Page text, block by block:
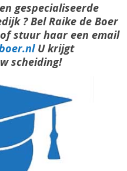
gespecialiseerde
? Bel Raike de Boer
of stuur haar een email
U krijgt
scheiding!